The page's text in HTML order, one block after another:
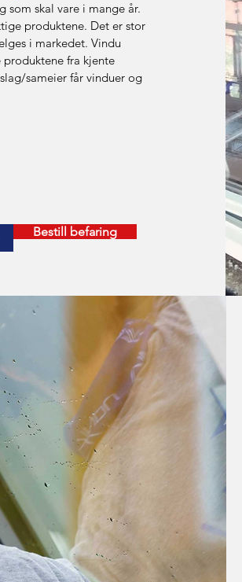
som skal vare i mange år.
produktene. Det er stor
i markedet. Vindu
produktene fra kjente
sameier får vinduer og
Bestill befaring